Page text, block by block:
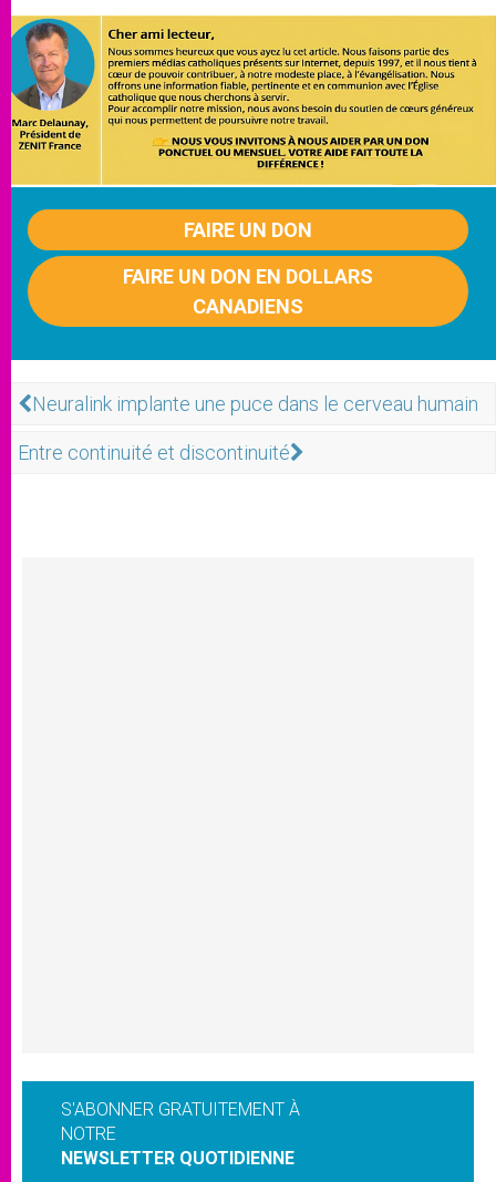
FAIRE UN DON
FAIRE UN DON EN DOLLARS
CANADIENS
Neuralink implante une puce dans le cerveau humain
Entre continuité et discontinuité
S'ABONNER GRATUITEMENT À
NOTRE
NEWSLETTER QUOTIDIENNE